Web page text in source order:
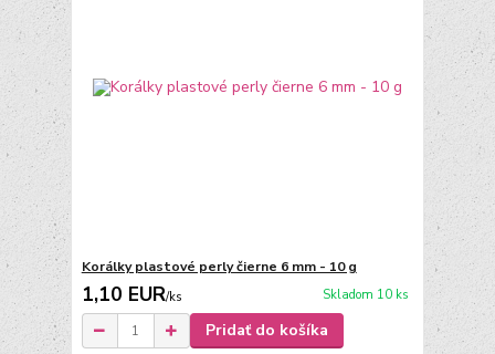
Korálky plastové perly čierne 6 mm - 10 g
1,10 EUR/ks Skladom 10 ks
Pridať do košíka